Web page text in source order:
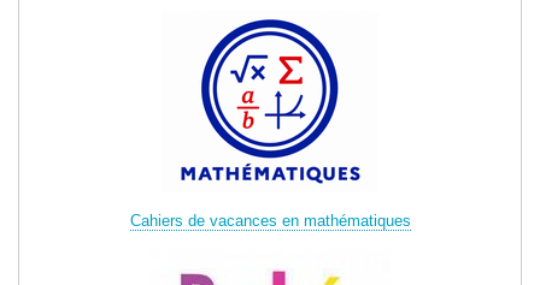
Cahiers de vacances en mathématiques